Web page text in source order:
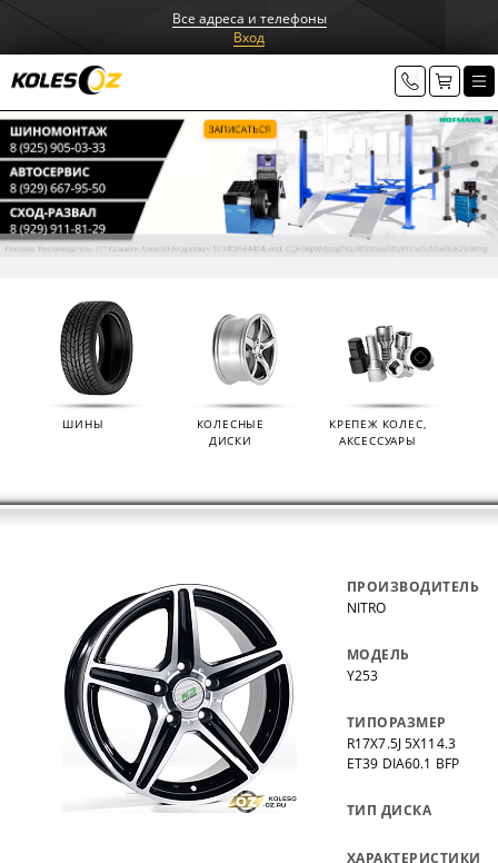
Все адреса и телефоны
Вход
ШИНЫ
КОЛЕСНЫЕ
ДИСКИ
КРЕПЕЖ КОЛЕС,
АКСЕССУАРЫ
ПРОИЗВОДИТЕЛЬ
NITRO
МОДЕЛЬ
Y253
ТИПОРАЗМЕР
R17X7.5J 5X114.3
ET39 DIA60.1 BFP
ТИП ДИСКА
ХАРАКТЕРИСТИКИ